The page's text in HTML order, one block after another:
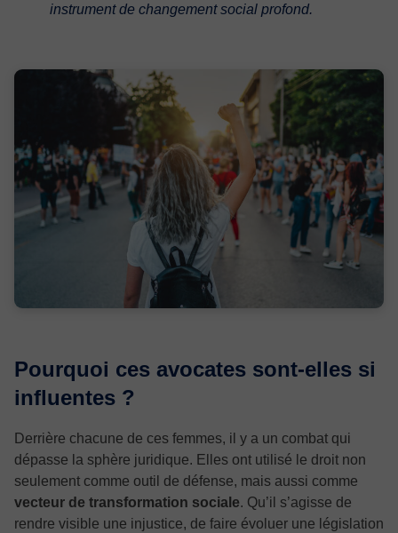
instrument de changement social profond.
Pourquoi ces avocates sont-elles si
influentes ?
Derrière chacune de ces femmes, il y a un combat qui
dépasse la sphère juridique. Elles ont utilisé le droit non
seulement comme outil de défense, mais aussi comme
vecteur de transformation sociale. Qu’il s’agisse de
rendre visible une injustice, de faire évoluer une législation